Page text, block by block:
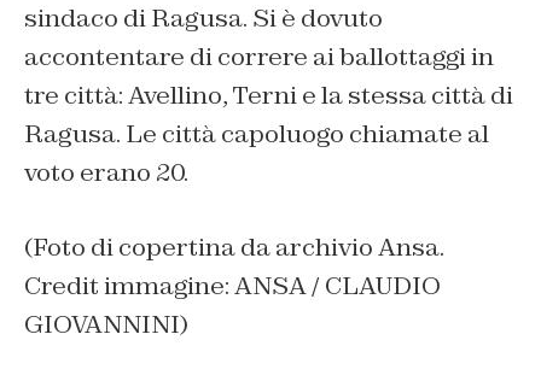
sindaco di Ragusa. Si è dovuto
accontentare di correre ai ballottaggi in
tre città: Avellino, Terni e la stessa città di
Ragusa. Le città capoluogo chiamate al
voto erano 20.
(Foto di copertina da archivio Ansa.
Credit immagine: ANSA / CLAUDIO
GIOVANNINI)